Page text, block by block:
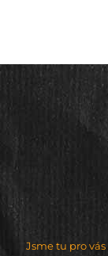
Jsme tu pro vás